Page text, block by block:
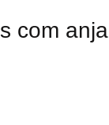
com anja